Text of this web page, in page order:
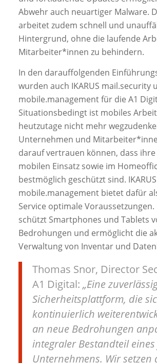
Abwehr auch neuartiger Malware.
arbeitet zudem schnell und
Hintergrund, ohne die laufende
Mitarbeiter*innen zu behindern.
In den darauffolgenden
wurden auch IKARUS mail.security
mobile.management für die A1
Situationsbedingt ist mobiles
heutzutage nicht mehr
Unternehmen und
darauf vertrauen können, dass
mobilen Einsatz sowie im
bestmöglich geschützt sind. IKARUS
mobile.management bietet dafür
Service optimale Voraussetzungen.
schützt Smartphones und Tablets
Bedrohungen und ermöglicht die
Verwaltung von Inventar und
Thomas Snor, Director
A1 Digital: „Eine
Sicherheitsplattform, die
kontinuierlich
an neue Bedrohungen
integraler Bestandteil
Unternehmens. Wir setzen